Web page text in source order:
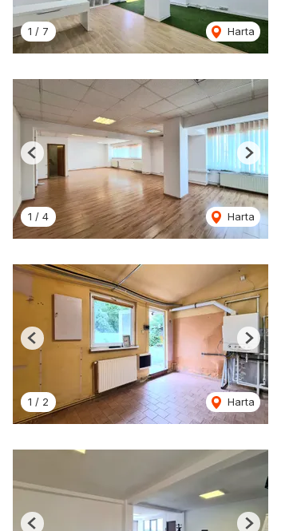
1 / 7 Harta
1 / 4 Harta
Previous Next
1 / 2 Harta
Previous Next